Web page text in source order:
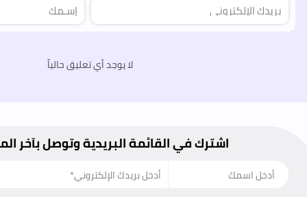
لا يوجد أي تعليق حالياً
اشترك في القائمة البريدية وتوصل بآخر